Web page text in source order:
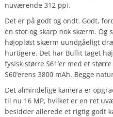
nuværende 312 ppi.
Det er på godt og ondt. Godt,
en stor og skarp nok skærm. Og
højopløst skærm uundgåeligt
hurtigere. Det har Bullit taget
fysisk større S61’er med et
S60’erens 3800 mAh. Begge
Det almindelige kamera er
til nu 16 MP, hvilket er en ret
besidder allerede et rigtig godt